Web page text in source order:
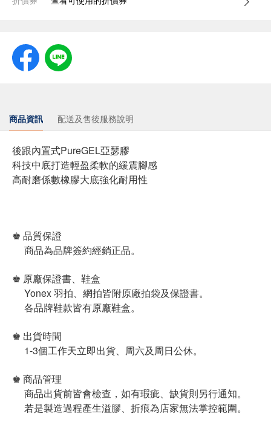
商品資訊 配送及售後服務說明
後跟內置式PureGEL亞瑟膠
科技中底打造輕盈柔軟的緩震腳感
高耐磨係數橡膠大底強化耐用性
♚ 品質保證
商品為品牌簽約經銷正品。
♚ 原廠保證書、鞋盒
Yonex 羽拍、網拍皆附原廠拍袋及保證書。
各品牌鞋款皆有原廠鞋盒。
♚ 出貨時間
1-3個工作天立即出貨、周六及周日公休。
♚ 商品管理
商品出貨前皆會檢查，如有瑕疵、缺貨則另行通知。
若是製造過程產生溢膠、折痕為店家無法掌控範圍。